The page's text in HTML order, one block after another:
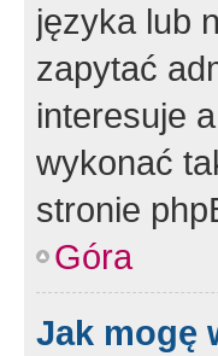
języka lub
zapytać
interesuje
wykonać
stronie
Góra
Jak mogę